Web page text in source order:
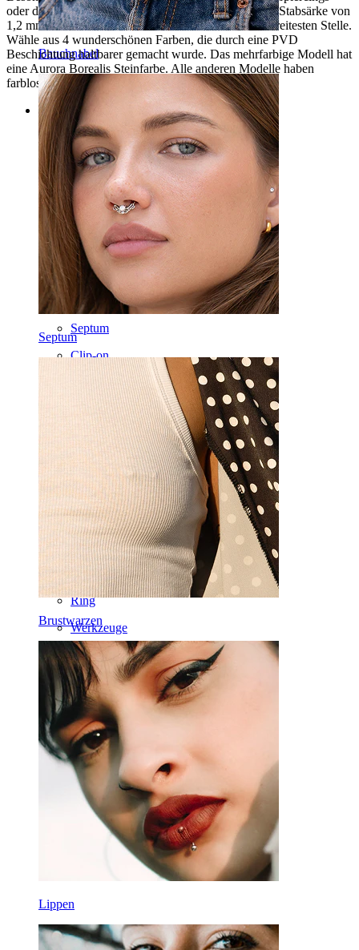
Bauchnabel
Septum
Brustwarzen
Lippen
oder deinSeptumpiercing. Der Ring kommt mit einer Stabsärke von
1,2 mm und einem Durchmesser von 10 mm an der breitesten Stelle.
Wähle aus 4 wunderschönen Farben, die durch eine PVD
Beschichtung haltbarer gemacht wurde. Das mehrfarbige Modell hat
eine Aurora Borealis Steinfarbe. Alle anderen Modelle haben
farblose Steine.
Categories
Bauchnabel
Lippen
Brustwarzen
Industrial
Dermal
Helix
Ohr
Septum
Clip-on
Labret
Zunge
Tragus
Barbell
Rook
Daith
Hufeisen
Ring
Werkzeuge
Curved Barbell
Lobe
Titan